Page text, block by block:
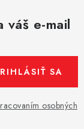
firmy
poriadok
váš e-mail
osobných
SA